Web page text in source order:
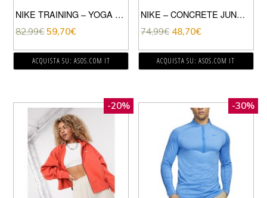
NIKE TRAINING – YOGA LUXE – FELPA CORTA NERA CON CAPPUCCIO-NERO
82,99€ 59,70€
ACQUISTA SU: ASOS.COM IT
NIKE – CONCRETE JUNGLE PACK – GIACCA SPORTIVA IN MAGLIA DI POLIESTERE CON LOGO E STAMPA COLORE NERO
74,99€ 48,70€
ACQUISTA SU: ASOS.COM IT
-20% -30%